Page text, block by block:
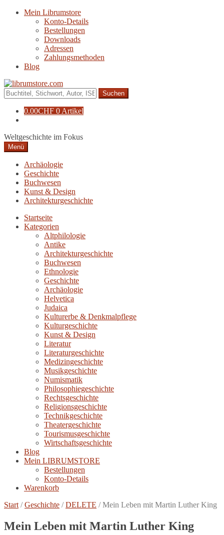
Navigation
Zum
Mein Librumstore
Konto-Details
Bestellungen
Downloads
Adressen
Zahlungsmethoden
Blog
Suche
nach:
0.00CHF 0 Artikel
Weltgeschichte im Fokus
Menü
Archäologie
Geschichte
Buchwesen
Kunst & Design
Architekturgeschichte
Startseite
Kategorien
Altphilologie
Antike
Architekturgeschichte
Buchwesen
Ethnologie
Geschichte
Archäologie
Helvetica
Judaica
Kulturerbe & Denkmalpflege
Kulturgeschichte
Kunst & Design
Literatur
Literaturgeschichte
Medizingeschichte
Musikgeschichte
Numismatik
Philosophiegeschichte
Rechtsgeschichte
Religionsgeschichte
Technikgeschichte
Theatergeschichte
Tourismusgeschichte
Wirtschaftsgeschichte
Blog
Mein LIBRUMSTORE
Bestellungen
Konto-Details
Warenkorb
Start /Geschichte /DELETE /Mein Leben mit Martin Luther King
Mein Leben mit Martin Luther King